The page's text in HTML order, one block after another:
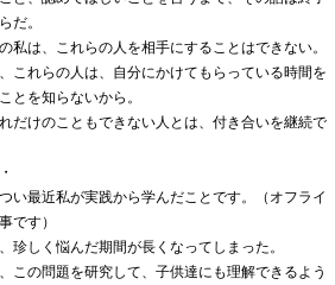
だ。
私は、これらの人を相手にすることはできない。
これらの人は、自分にかけてもらっている時間を
とを知らないから。
だけのこともできない人とは、付き合いを継続で
い最近私が実践から学んだことです。（オフライ
です）
珍しく悩んだ期間が長くなってしまった。
この問題を研究して、子供達にも理解できるよう